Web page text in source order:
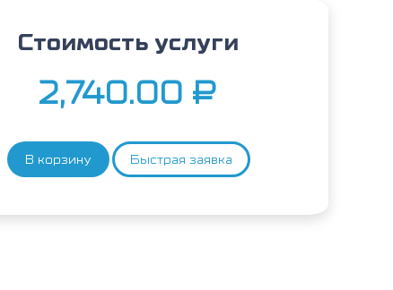
Стоимость услуги
2,740.00 ₽
Количество
Катехоламины
В корзину Быстрая заявка